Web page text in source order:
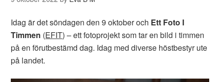
Idag är det söndagen den 9 oktober och Ett Foto I
Timmen (EFIT) – ett fotoprojekt som tar en bild i timmen
på en förutbestämd dag. Idag med diverse höstbestyr ute
på landet.